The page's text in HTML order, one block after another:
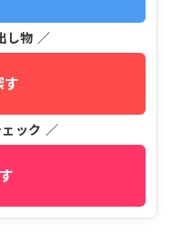
し物 ／
す
ック ／